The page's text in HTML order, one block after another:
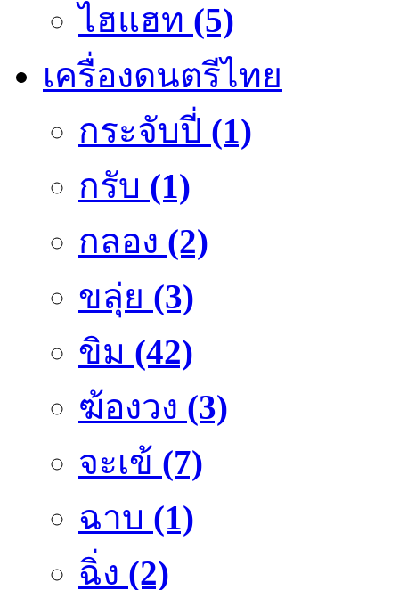
ไฮแฮท (5)
เครื่องดนตรีไทย
กระจับปี่ (1)
กรับ (1)
กลอง (2)
ขลุ่ย (3)
ขิม (42)
ฆ้องวง (3)
จะเข้ (7)
ฉาบ (1)
ฉิ่ง (2)